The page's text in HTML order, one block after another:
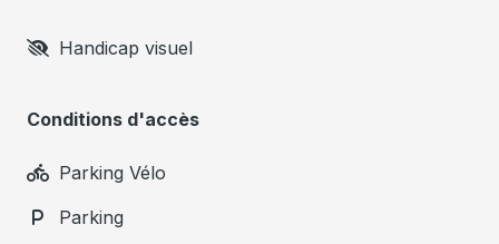
Handicap visuel
Conditions d'accès
Parking Vélo
Parking